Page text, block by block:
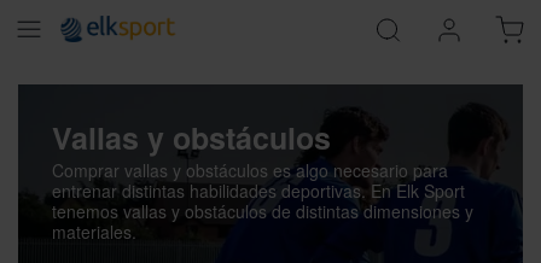
Vallas y obstáculos
Comprar vallas y obstáculos es algo necesario para
entrenar distintas habilidades deportivas. En Elk Sport
tenemos vallas y obstáculos de distintas dimensiones y
materiales.